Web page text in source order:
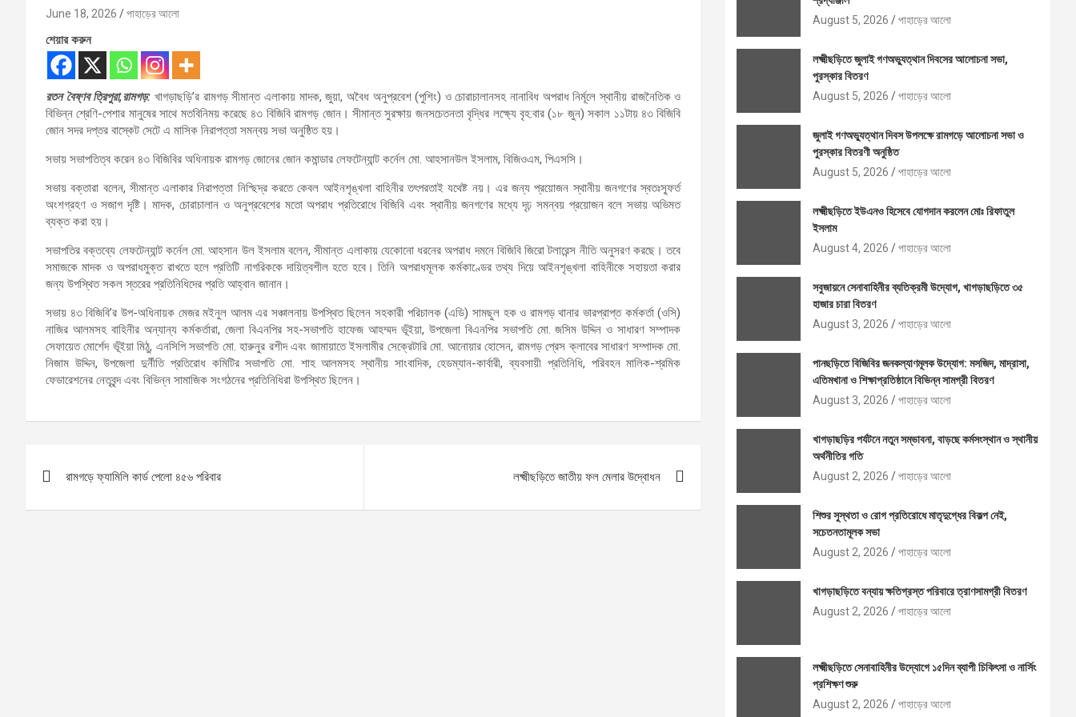
June 18, 2026 পাহাড়ের আলো
শেয়ার করুন
রতন বৈষ্ণব ত্রিপুরা,রামগড়: ​খাগড়াছড়ি’র রামগড় সীমান্ত এলাকায় মাদক, জুয়া, অবৈধ অনুপ্রবেশ (পুশিং) ও চোরাচালানসহ নানাবিধ অপরাধ নির্মূলে স্থানীয় রাজনৈতিক ও
বিভিন্ন শ্রেণি-পেশার মানুষের সাথে মতবিনিময় করেছে ৪৩ বিজিবি রামগড় জোন। সীমান্ত সুরক্ষায় জনসচেতনতা বৃদ্ধির লক্ষ্যে বৃহ:বার (১৮ জুন) সকাল ১১টায় ৪৩ বিজিবি
জোন সদর দপ্তর বাস্কেট সেটে এ মাসিক নিরাপত্তা সমন্বয় সভা অনুষ্ঠিত হয়।
​সভায় সভাপতিত্ব করেন ৪৩ বিজিবির অধিনায়ক রামগড় জোনের জোন কমান্ডার লেফটেন্যান্ট কর্নেল মো. আহসানউল ইসলাম, বিজিওএম, পিএসসি।
সভায় বক্তারা বলেন, সীমান্ত এলাকার নিরাপত্তা নিশ্ছিদ্র করতে কেবল আইনশৃঙ্খলা বাহিনীর তৎপরতাই যথেষ্ট নয়। এর জন্য প্রয়োজন স্থানীয় জনগণের স্বতঃস্ফূর্ত
অংশগ্রহণ ও সজাগ দৃষ্টি। মাদক, চোরাচালান ও অনুপ্রবেশের মতো অপরাধ প্রতিরোধে বিজিবি এবং স্থানীয় জনগণের মধ্যে দৃঢ় সমন্বয় প্রয়োজন বলে সভায় অভিমত
ব্যক্ত করা হয়।
সভাপতির বক্তব্যে লেফটেন্যান্ট কর্নেল মো. আহসান উল ইসলাম বলেন, সীমান্ত এলাকায় যেকোনো ধরনের অপরাধ দমনে বিজিবি জিরো টলারেন্স নীতি অনুসরণ করছে। তবে
সমাজকে মাদক ও অপরাধমুক্ত রাখতে হলে প্রতিটি নাগরিককে দায়িত্বশীল হতে হবে। তিনি অপরাধমূলক কর্মকাণ্ডের তথ্য দিয়ে আইনশৃঙ্খলা বাহিনীকে সহায়তা করার
জন্য উপস্থিত সকল স্তরের প্রতিনিধিদের প্রতি আহ্বান জানান।
সভায় ৪৩ বিজিবি’র উপ-অধিনায়ক মেজর মইনুল আলম এর সঞ্চালনায় উপস্থিত ছিলেন সহকারী পরিচালক (এডি) সামছুল হক ও রামগড় থানার ভারপ্রাপ্ত কর্মকর্তা (ওসি)
নাজির আলমসহ বাহিনীর অন্যান্য কর্মকর্তারা, জেলা বিএনপির সহ-সভাপতি হাফেজ আহম্মদ ভূঁইয়া, উপজেলা বিএনপির সভাপতি মো. জসিম উদ্দিন ও সাধারণ সম্পাদক
সেফায়েত মোর্শেদ ভূঁইয়া মিঠু, এনসিপি সভাপতি মো. হারুনুর রশীদ এবং জামায়াতে ইসলামীর সেক্রেটারি মো. আনোয়ার হোসেন, রামগড় প্রেস ক্লাবের সাধারণ সম্পাদক মো.
নিজাম উদ্দিন, উপজেলা দুর্নীতি প্রতিরোধ কমিটির সভাপতি মো. শাহ আলমসহ স্থানীয় সাংবাদিক, হেডম্যান-কার্বারী, ব্যবসায়ী প্রতিনিধি, পরিবহন মালিক-শ্রমিক
ফেডারেশনের নেতৃবৃন্দ এবং বিভিন্ন সামাজিক সংগঠনের প্রতিনিধিরা উপস্থিত ছিলেন।
navigation
রামগড়ে ফ্যামিলি কার্ড পেলো ৪৫৬ পরিবার লক্ষ্মীছড়িতে জাতীয় ফল মেলার উদ্বোধন
August 5, 2026
পাহাড়ের আলো
লক্ষ্মীছড়িতে জুলাই গণঅভ্যুত্থান দিবসের আলোচনা সভা,
পুরস্কার বিতরণ
August 5, 2026
পাহাড়ের আলো
জুলাই গণঅভ্যুত্থান দিবস উপলক্ষে রামগড়ে আলোচনা সভা ও
পুরস্কার বিতরণী অনুষ্ঠিত
August 5, 2026
পাহাড়ের আলো
লক্ষ্মীছড়িতে ইউএনও হিসেবে যোগদান করলেন মোঃ রিফাতুল
ইসলাম
August 4, 2026
পাহাড়ের আলো
সবুজায়নে সেনাবাহিনীর ব্যতিক্রমী উদ্যোগ, খাগড়াছড়িতে ৩৫
হাজার চারা বিতরণ
August 3, 2026
পাহাড়ের আলো
পানছড়িতে বিজিবির জনকল্যাণমূলক উদ্যোগ: মসজিদ, মাদ্রাসা,
এতিমখানা ও শিক্ষাপ্রতিষ্ঠানে বিভিন্ন সামগ্রী বিতরণ
August 3, 2026
পাহাড়ের আলো
খাগড়াছড়ির পর্যটনে নতুন সম্ভাবনা, বাড়ছে কর্মসংস্থান ও স্থানীয়
অর্থনীতির গতি
August 2, 2026
পাহাড়ের আলো
শিশুর সুস্থতা ও রোগ প্রতিরোধে মাতৃদুগ্ধের বিকল্প নেই,
সচেতনতামূলক সভা
August 2, 2026
পাহাড়ের আলো
খাগড়াছড়িতে বন্যায় ক্ষতিগ্রস্ত পরিবারে ত্রাণসামগ্রী বিতরণ
August 2, 2026
পাহাড়ের আলো
লক্ষ্মীছড়িতে সেনাবাহিনীর উদ্যোগে ১৫দিন ব্যাপী চিকিৎসা ও নার্সিং
প্রশিক্ষণ শুরু
August 2, 2026
পাহাড়ের আলো